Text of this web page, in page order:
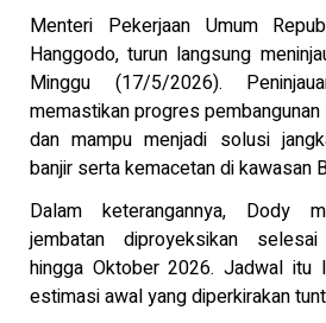
Menteri Pekerjaan Umum
Hanggodo, turun langsung
Minggu (17/5/2026).
memastikan progres
dan mampu menjadi solusi
banjir serta kemacetan di kawasan
Dalam keterangannya, Dody
jembatan diproyeksikan
hingga Oktober 2026. Jadwal itu
estimasi awal yang diperkirakan